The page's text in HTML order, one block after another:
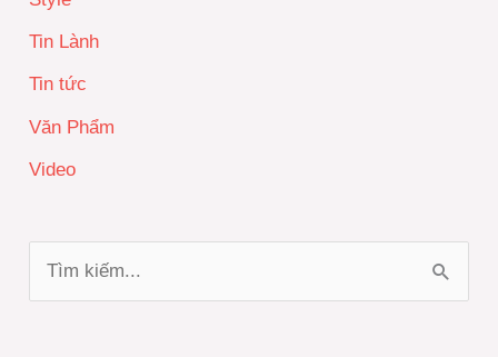
Tin Lành
Tin tức
Văn Phẩm
Video